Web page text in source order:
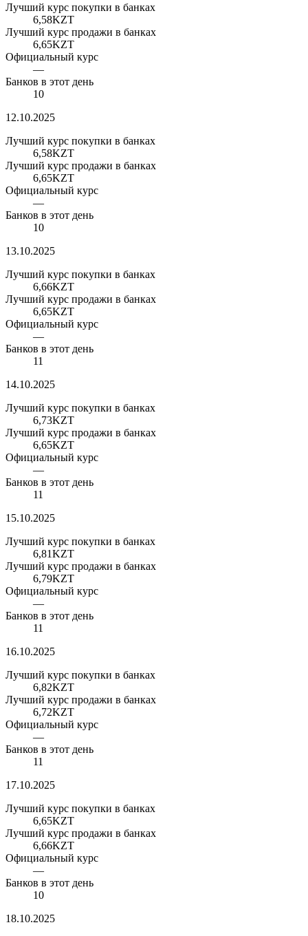
Лучший курс покупки в банках
6,58KZT
Лучший курс продажи в банках
6,65KZT
Официальный курс
—
Банков в этот день
10
12.10.2025
Лучший курс покупки в банках
6,58KZT
Лучший курс продажи в банках
6,65KZT
Официальный курс
—
Банков в этот день
10
13.10.2025
Лучший курс покупки в банках
6,66KZT
Лучший курс продажи в банках
6,65KZT
Официальный курс
—
Банков в этот день
11
14.10.2025
Лучший курс покупки в банках
6,73KZT
Лучший курс продажи в банках
6,65KZT
Официальный курс
—
Банков в этот день
11
15.10.2025
Лучший курс покупки в банках
6,81KZT
Лучший курс продажи в банках
6,79KZT
Официальный курс
—
Банков в этот день
11
16.10.2025
Лучший курс покупки в банках
6,82KZT
Лучший курс продажи в банках
6,72KZT
Официальный курс
—
Банков в этот день
11
17.10.2025
Лучший курс покупки в банках
6,65KZT
Лучший курс продажи в банках
6,66KZT
Официальный курс
—
Банков в этот день
10
18.10.2025